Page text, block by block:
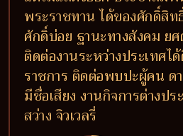
พระราชทาน ได้ของศักดิ์สิ
ศักดิ์บ่อย ฐานะทางสังคม ย
ติดต่องานระหว่างประเทศไ
ราชการ ติดต่อพบปะผู้คน ด
มีชื่อเสียง งานกิจการต่างป
สว่าง จิวเวลรี่